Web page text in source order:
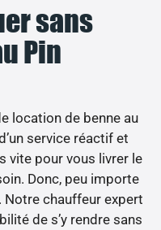
sans
Pin
location de benne au
service réactif et
vite pour vous livrer le
Donc, peu importe
Notre chauffeur expert
de s’y rendre sans